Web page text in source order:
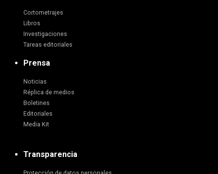
Cortometrajes
Libros
Investigaciones
Tareas editoriales
Prensa
Noticias
Réplica de medios
Boletines
Editoriales
Media Kit
Transparencia